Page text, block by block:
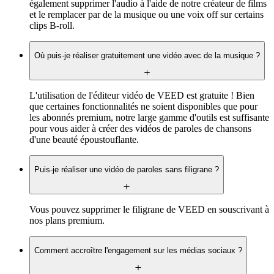
également supprimer l'audio à l'aide de notre créateur de films
et le remplacer par de la musique ou une voix off sur certains
clips B-roll.
Où puis-je réaliser gratuitement une vidéo avec de la musique ?
L'utilisation de l'éditeur vidéo de VEED est gratuite ! Bien
que certaines fonctionnalités ne soient disponibles que pour
les abonnés premium, notre large gamme d'outils est suffisante
pour vous aider à créer des vidéos de paroles de chansons
d'une beauté époustouflante.
Puis-je réaliser une vidéo de paroles sans filigrane ?
Vous pouvez supprimer le filigrane de VEED en souscrivant à
nos plans premium.
Comment accroître l'engagement sur les médias sociaux ?